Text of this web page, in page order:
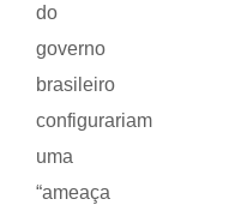
do
governo
brasileiro
configurariam
uma
“ameaça